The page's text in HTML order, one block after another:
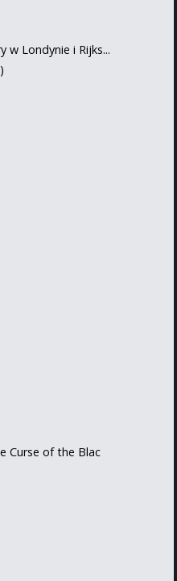
w Londynie i Rijks...
Curse of the Blac